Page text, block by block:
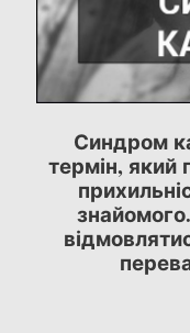
Синдром
термін, який